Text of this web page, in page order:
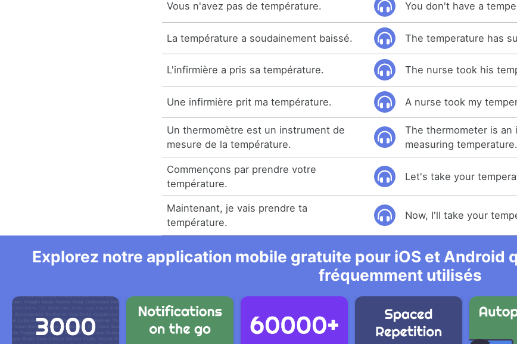
Vous n'avez pas de température. You don't have a
La température a soudainement baissé. The temperature has
L'infirmière a pris sa température. The nurse took his
Une infirmière prit ma température. A nurse took my
Un thermomètre est un instrument de
mesure de la température.
The thermometer is an
measuring temperature.
Commençons par prendre votre
température.
Let's take your
Maintenant, je vais prendre ta
température.
Now, I'll take your
Explorez notre application mobile gratuite pour iOS et Android
fréquemment utilisés